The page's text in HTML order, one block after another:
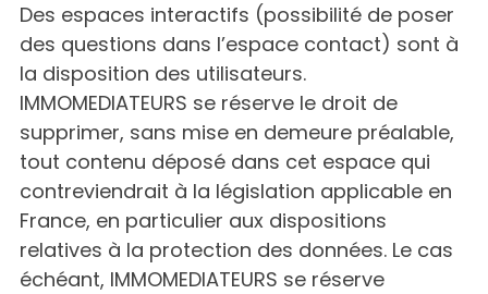
Des espaces interactifs (possibilité de poser
des questions dans l’espace contact) sont à
la disposition des utilisateurs.
IMMOMEDIATEURS se réserve le droit de
supprimer, sans mise en demeure préalable,
tout contenu déposé dans cet espace qui
contreviendrait à la législation applicable en
France, en particulier aux dispositions
relatives à la protection des données. Le cas
échéant, IMMOMEDIATEURS se réserve